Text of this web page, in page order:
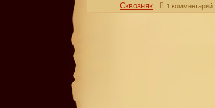
Сквозняк 1 комментарий